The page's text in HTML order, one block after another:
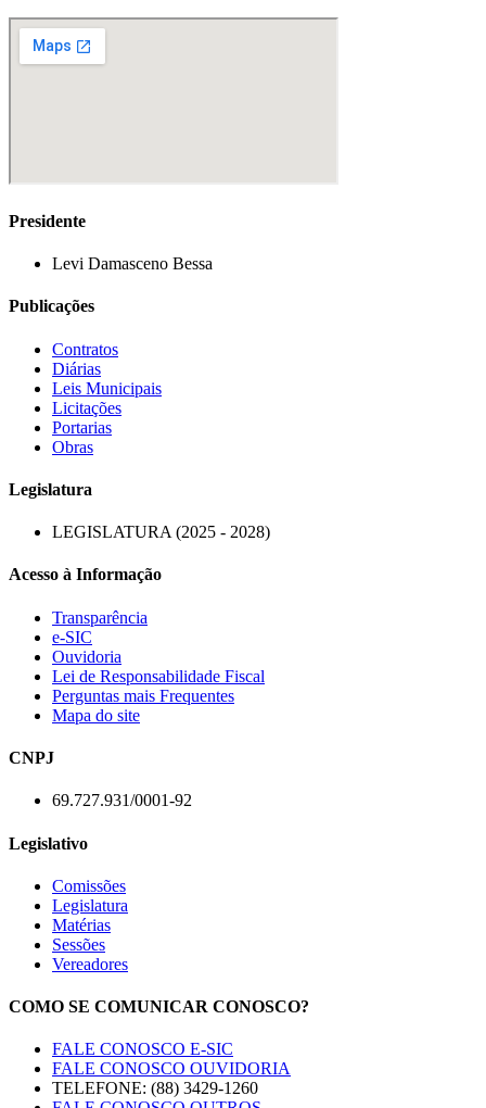
Presidente
Levi Damasceno Bessa
Publicações
Contratos
Diárias
Leis Municipais
Licitações
Portarias
Obras
Legislatura
LEGISLATURA (2025 - 2028)
Acesso à Informação
Transparência
e-SIC
Ouvidoria
Lei de Responsabilidade Fiscal
Perguntas mais Frequentes
Mapa do site
CNPJ
69.727.931/0001-92
Legislativo
Comissões
Legislatura
Matérias
Sessões
Vereadores
COMO SE COMUNICAR CONOSCO?
FALE CONOSCO E-SIC
FALE CONOSCO OUVIDORIA
TELEFONE: (88) 3429-1260